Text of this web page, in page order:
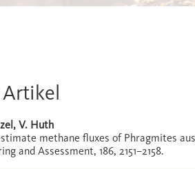
V. Huth
methane fluxes of Phragmites
and Assessment, 186, 2151–2158.